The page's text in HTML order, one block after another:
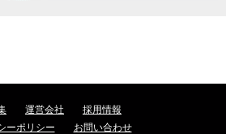
運営会社
採用情報
ーポリシー
お問い合わせ